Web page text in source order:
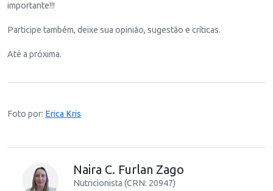
importante!!!
Participe também, deixe sua opinião, sugestão e críticas.
Até a próxima.
Foto por: Erica Kris
Naira C. Furlan Zago
Nutricionista (CRN: 20947)